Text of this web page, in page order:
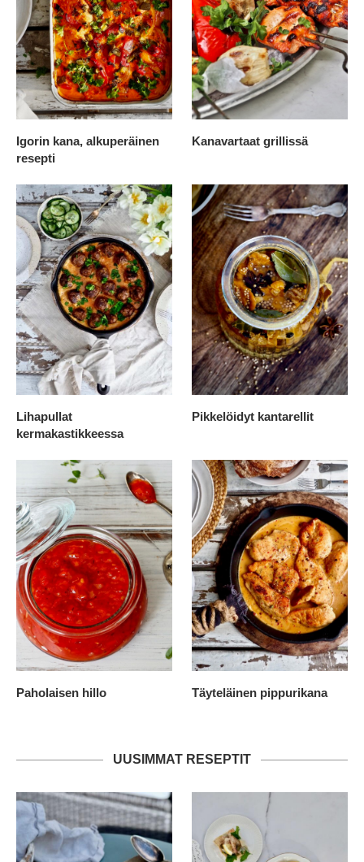
Igorin kana, alkuperäinen
resepti
Kanavartaat grillissä
Lihapullat
kermakastikkeessa
Pikkelöidyt kantarellit
Paholaisen hillo Täyteläinen pippurikana
UUSIMMAT RESEPTIT